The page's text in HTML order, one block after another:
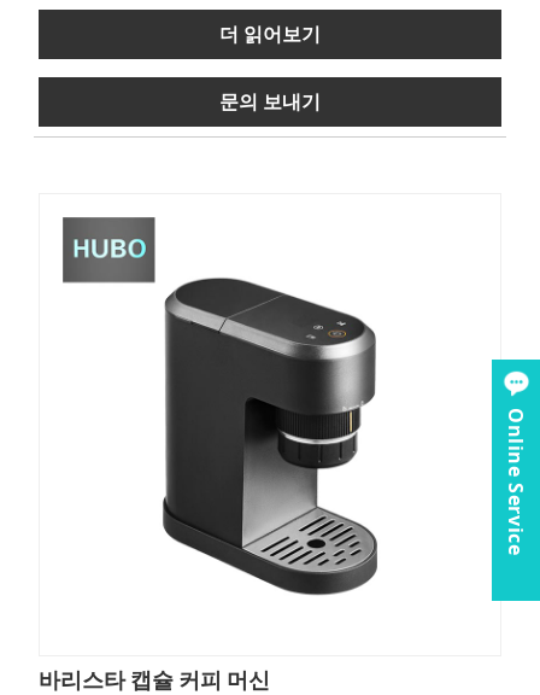
더 읽어보기
문의 보내기
바리스타 캡슐 커피 머신
Online Service